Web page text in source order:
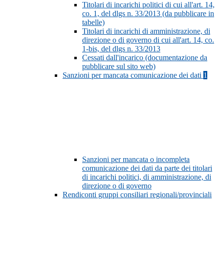
Titolari di incarichi politici di cui all'art. 14,
co. 1, del dlgs n. 33/2013 (da pubblicare in
tabelle)
Titolari di incarichi di amministrazione, di
direzione o di governo di cui all'art. 14, co.
1-bis, del dlgs n. 33/2013
Cessati dall'incarico (documentazione da
pubblicare sul sito web)
Sanzioni per mancata comunicazione dei dati 1
Sanzioni per mancata o incompleta
comunicazione dei dati da parte dei titolari
di incarichi politici, di amministrazione, di
direzione o di governo
Rendiconti gruppi consiliari regionali/provinciali